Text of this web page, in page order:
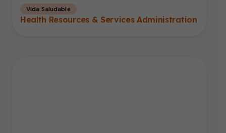
Vida Saludable
Health Resources & Services Administration